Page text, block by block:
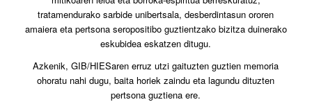
tratamendurako sarbide unibertsala, desberdintasun ororen
amaiera eta pertsona seropositibo guztientzako bizitza duinerako
eskubidea eskatzen ditugu.
Azkenik, GIB/HIESaren erruz utzi gaituzten guztien memoria
ohoratu nahi dugu, baita horiek zaindu eta lagundu dituzten
pertsona guztiena ere.